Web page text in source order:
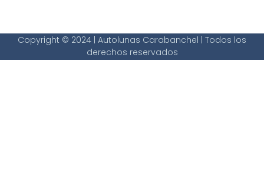
Copyright © 2024 | Autolunas Carabanchel | Todos los
derechos reservados